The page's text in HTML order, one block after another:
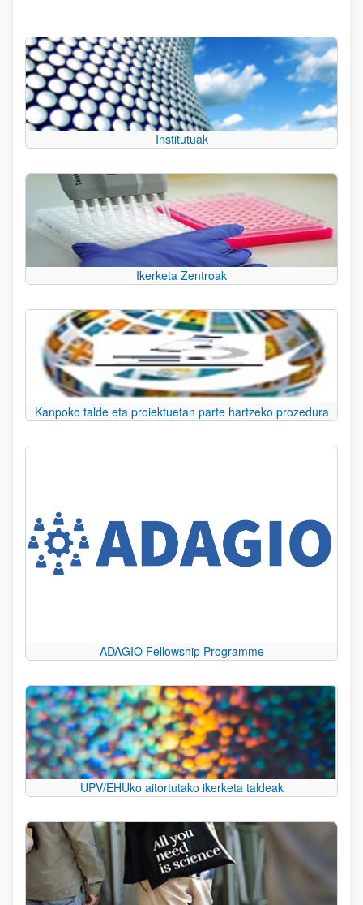
Institutuak
Ikerketa Zentroak
Kanpoko talde eta proiektuetan parte hartzeko prozedura
ADAGIO Fellowship Programme
UPV/EHUko aitortutako ikerketa taldeak